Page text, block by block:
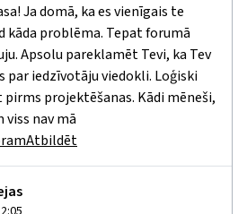
Ja domā, ka es vienīgais te
problēma. Tepat forumā
Apsolu pareklamēt Tevi, ka Tev
par iedzīvotāju viedokli. Loģiski
projektēšanas. Kādi mēneši,
viss nav mā
Atbildēt